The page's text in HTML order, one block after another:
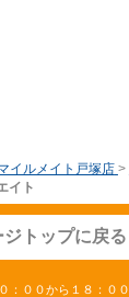
イルメイト戸塚店 >
イト
ジトップに戻る
：００から１８：００